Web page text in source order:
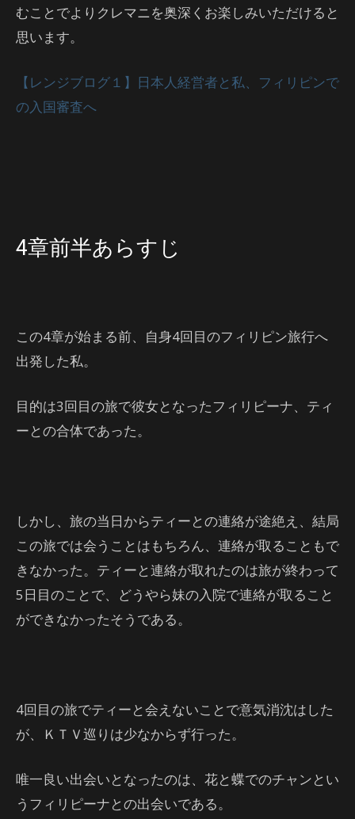
むことでよりクレマニを奥深くお楽しみいただけると
思います。
【レンジブログ１】日本人経営者と私、フィリピンで
の入国審査へ
4章前半あらすじ
この4章が始まる前、自身4回目のフィリピン旅行へ
出発した私。
目的は3回目の旅で彼女となったフィリピーナ、ティ
ーとの合体であった。
しかし、旅の当日からティーとの連絡が途絶え、結局
この旅では会うことはもちろん、連絡が取ることもで
きなかった。ティーと連絡が取れたのは旅が終わって
5日目のことで、どうやら妹の入院で連絡が取ること
ができなかったそうである。
4回目の旅でティーと会えないことで意気消沈はした
が、ＫＴＶ巡りは少なからず行った。
唯一良い出会いとなったのは、花と蝶でのチャンとい
うフィリピーナとの出会いである。